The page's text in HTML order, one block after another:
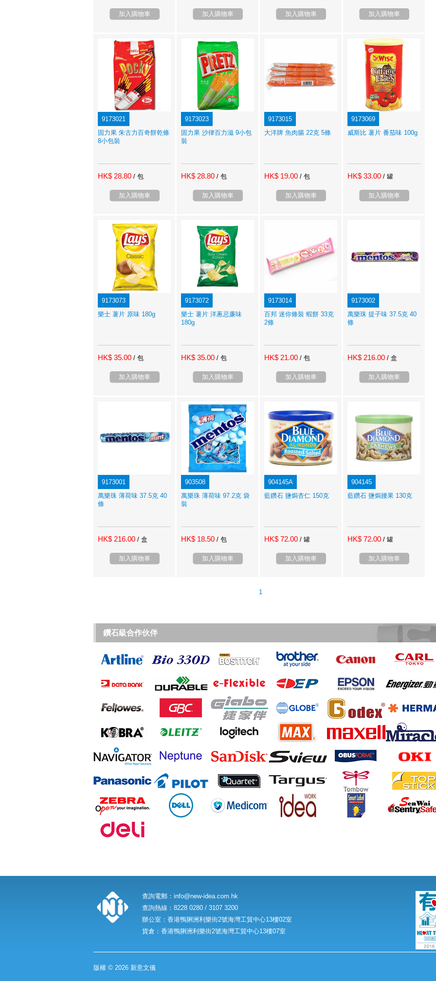
加入購物車 加入購物車 加入購物車 加入購物車
9173021
固力果 朱古力百奇餅乾條
8小包裝
HK$ 28.80 / 包
加入購物車
9173023
固力果 沙律百力滋 9小包
裝
HK$ 28.80 / 包
加入購物車
9173015
大洋牌 魚肉腸 22克 5條
HK$ 19.00 / 包
加入購物車
9173069
威斯比 薯片 番茄味 100g
HK$ 33.00 / 罐
加入購物車
9173073
樂士 薯片 原味 180g
HK$ 35.00 / 包
加入購物車
9173072
樂士 薯片 洋蔥忌廉味
180g
HK$ 35.00 / 包
加入購物車
9173014
百邦 迷你條裝 蝦餅 33克
2條
HK$ 21.00 / 包
加入購物車
9173002
萬樂珠 提子味 37.5克 40
條
HK$ 216.00 / 盒
加入購物車
9173001
萬樂珠 薄荷味 37.5克 40
條
HK$ 216.00 / 盒
加入購物車
903508
萬樂珠 薄荷味 97.2克 袋
裝
HK$ 18.50 / 包
加入購物車
904145A
藍鑽石 鹽焗杏仁 150克
HK$ 72.00 / 罐
加入購物車
904145
藍鑽石 鹽焗腰果 130克
HK$ 72.00 / 罐
加入購物車
1
鑽石級合作伙伴
查詢電郵： info@new-idea.com.hk
查詢熱線：8228 0280 / 3107 3200
辦公室：香港鴨脷洲利樂街2號海灣工貿中心13樓02室
貨倉：香港鴨脷洲利樂街2號海灣工貿中心13樓07室
版權 © 2026 新意文儀